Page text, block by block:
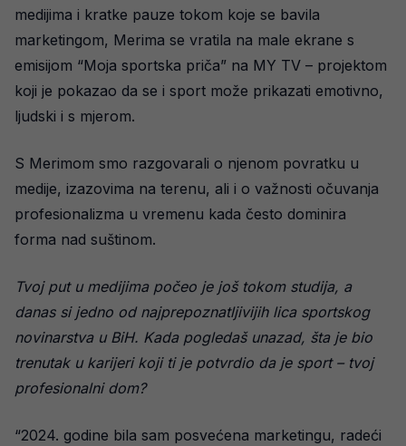
medijima i kratke pauze tokom koje se bavila
marketingom, Merima se vratila na male ekrane s
emisijom “Moja sportska priča” na MY TV – projektom
koji je pokazao da se i sport može prikazati emotivno,
ljudski i s mjerom.
S Merimom smo razgovarali o njenom povratku u
medije, izazovima na terenu, ali i o važnosti očuvanja
profesionalizma u vremenu kada često dominira
forma nad suštinom.
Tvoj put u medijima počeo je još tokom studija, a
danas si jedno od najprepoznatljivijih lica sportskog
novinarstva u BiH. Kada pogledaš unazad, šta je bio
trenutak u karijeri koji ti je potvrdio da je sport – tvoj
profesionalni dom?
“2024. godine bila sam posvećena marketingu, radeći